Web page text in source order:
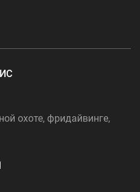
охоте, фридайвинге,